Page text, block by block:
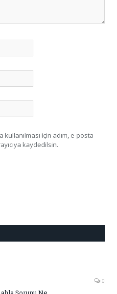
için adım, e-posta
kaydedilsin.
0